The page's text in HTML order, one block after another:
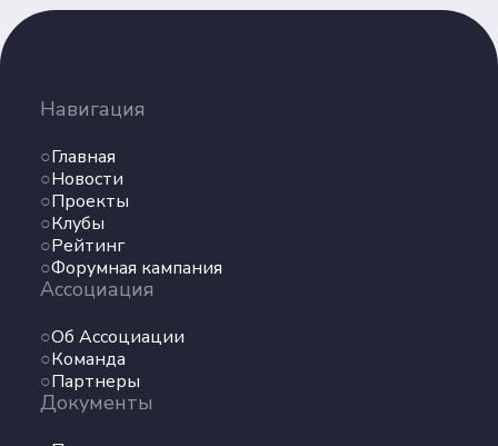
Навигация
Главная
Новости
Проекты
Клубы
Рейтинг
Форумная кампания
Ассоциация
Об Ассоциации
Команда
Партнеры
Документы
Политика обеспечения безопасности
персональных данных
сети
Телеграм
ВКонтакте
Max